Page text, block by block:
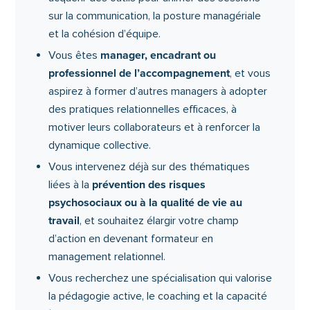
sur la communication, la posture managériale
et la cohésion d’équipe.
Vous êtes manager, encadrant ou
professionnel de l’accompagnement, et vous
aspirez à former d’autres managers à adopter
des pratiques relationnelles efficaces, à
motiver leurs collaborateurs et à renforcer la
dynamique collective.
Vous intervenez déjà sur des thématiques
liées à la prévention des risques
psychosociaux ou à la qualité de vie au
travail, et souhaitez élargir votre champ
d’action en devenant formateur en
management relationnel.
Vous recherchez une spécialisation qui valorise
la pédagogie active, le coaching et la capacité